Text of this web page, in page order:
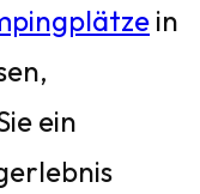
in
ein